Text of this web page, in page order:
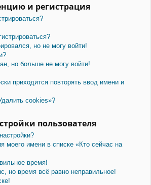
и регистрация
но не могу войти!
но больше не могу войти!
приходится повторять ввод имени и
cookies»?
пользователя
моего имени в списке «Кто сейчас на
время!
но время всё равно неправильное!